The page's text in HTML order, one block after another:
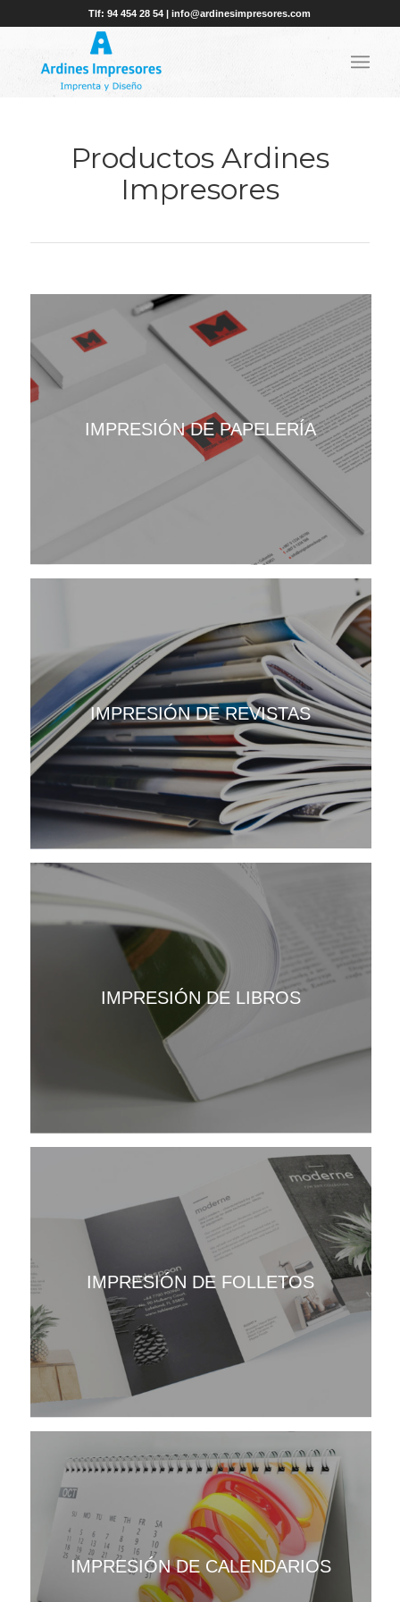
Tlf: 94 454 28 54 | info@ardinesimpresores.com
Productos Ardines
Impresores
IMPRESIÓN DE PAPELERÍA
IMPRESIÓN DE REVISTAS
IMPRESIÓN DE LIBROS
IMPRESIÓN DE FOLLETOS
IMPRESIÓN DE CALENDARIOS